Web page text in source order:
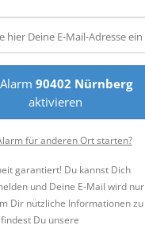
Alarm90402 Nürnberg
aktivieren
für anderen Ort starten?
garantiert! Du kannst Dich
und Deine E-Mail wird nur
Dir nützliche Informationen zu
Du unsere